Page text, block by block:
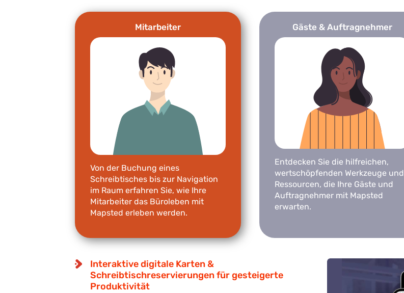
Mitarbeiter
Von der Buchung eines
Schreibtisches bis zur Navigation
im Raum erfahren Sie, wie Ihre
Mitarbeiter das Büroleben mit
Mapsted erleben werden.
Gäste & Auftragnehmer
Entdecken Sie die hilfreichen,
wertschöpfenden Werkzeuge und
Ressourcen, die Ihre Gäste und
Auftragnehmer mit Mapsted
erwarten.
Interaktive digitale Karten &
Schreibtischreservierungen für gesteigerte
Produktivität